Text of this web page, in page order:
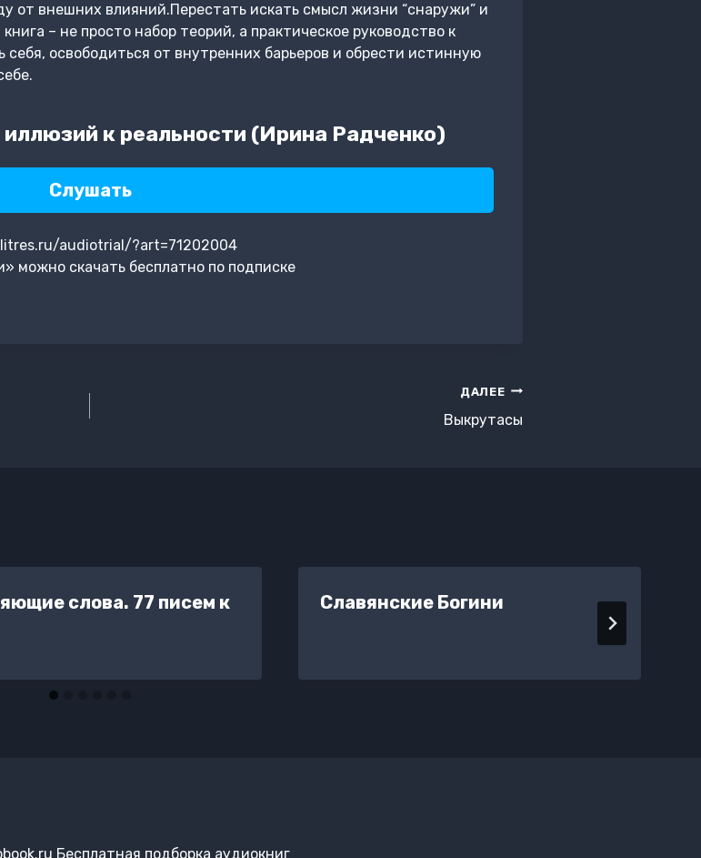
от внешних влияний.Перестать искать смысл жизни “снаружи” и
– не просто набор теорий, а практическое руководство к
освободиться от внутренних барьеров и обрести истинную
к реальности (Ирина Радченко)
Слушать
audiotrial/?art=71202004
можно скачать бесплатно по подписке
ДАЛЕЕ
Выкрутасы
слова. 77 писем к
Славянские Богини
Бесплатная подборка аудиокниг